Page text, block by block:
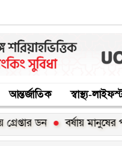
আন্তর্জাতিক স্বাস্থ্য-
বর্ষায় মানুষের পাশে